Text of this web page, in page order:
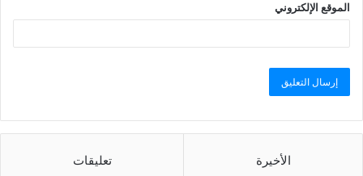
الموقع الإلكتروني
الأخيرة تعليقات